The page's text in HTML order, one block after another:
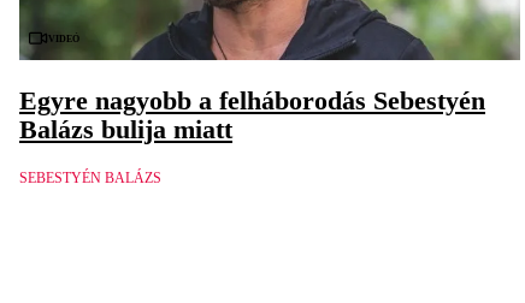
Videó
Egyre nagyobb a felháborodás Sebestyén
Balázs bulija miatt
SEBESTYÉN BALÁZS